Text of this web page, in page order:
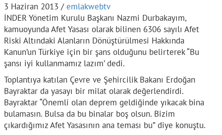
3 Haziran 2013 /emlakwebtv
İNDER Yönetim Kurulu Başkanı Nazmi Durbakayım,
kamuoyunda Afet Yasası olarak bilinen 6306 sayılı Afet
Riski Altındaki Alanların Dönüştürülmesi Hakkında
Kanun’un Türkiye için bir şans olduğunu belirterek “Bu
şansı iyi kullanmamız lazım’ dedi.
Toplantıya katılan Çevre ve Şehircilik Bakanı Erdoğan
Bayraktar da yasayı bir milat olarak değerlendirdi.
Bayraktar “Önemli olan deprem geldiğinde yıkacak bina
bulamasın. Bulsa da bu binalar boş olsun. Bizim
çıkardığımız Afet Yasasının ana teması bu” diye konuştu.